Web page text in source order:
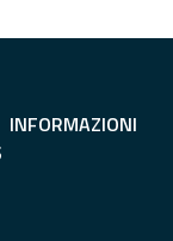
INFORMAZIONI